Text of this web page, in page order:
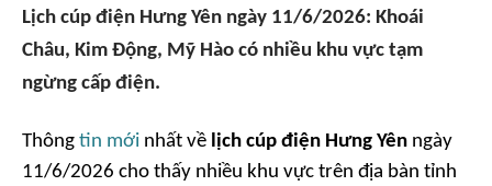
Lịch cúp điện Hưng Yên ngày 11/6/2026: Khoái
Châu, Kim Động, Mỹ Hào có nhiều khu vực tạm
ngừng cấp điện.
Thông tin mới nhất về lịch cúp điện Hưng Yên ngày
11/6/2026 cho thấy nhiều khu vực trên địa bàn tỉnh